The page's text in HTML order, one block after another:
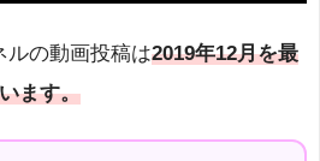
ルの動画投稿は2019年12月を最
ます。